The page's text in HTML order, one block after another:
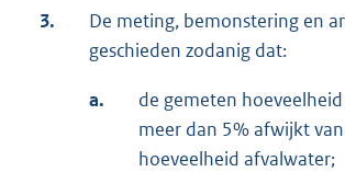
3.
De meting, bemonstering en
geschieden zodanig dat:
a.
de gemeten
meer dan 5% afwijkt
hoeveelheid afvalwater;